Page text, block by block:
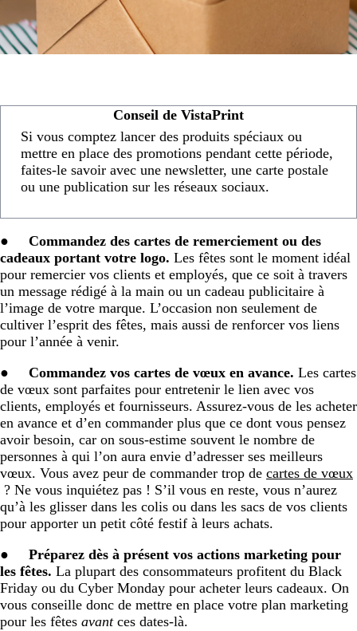
Conseil de VistaPrint
Si vous comptez lancer des produits spéciaux ou
mettre en place des promotions pendant cette période,
faites-le savoir avec une newsletter, une carte postale
ou une publication sur les réseaux sociaux.
● Commandez des cartes de remerciement ou des
cadeaux portant votre logo. Les fêtes sont le moment idéal
pour remercier vos clients et employés, que ce soit à travers
un message rédigé à la main ou un cadeau publicitaire à
l’image de votre marque. L’occasion non seulement de
cultiver l’esprit des fêtes, mais aussi de renforcer vos liens
pour l’année à venir.
● Commandez vos cartes de vœux en avance. Les cartes
de vœux sont parfaites pour entretenir le lien avec vos
clients, employés et fournisseurs. Assurez-vous de les acheter
en avance et d’en commander plus que ce dont vous pensez
avoir besoin, car on sous-estime souvent le nombre de
personnes à qui l’on aura envie d’adresser ses meilleurs
vœux. Vous avez peur de commander trop de cartes de vœux
? Ne vous inquiétez pas ! S’il vous en reste, vous n’aurez
qu’à les glisser dans les colis ou dans les sacs de vos clients
pour apporter un petit côté festif à leurs achats.
● Préparez dès à présent vos actions marketing pour
les fêtes. La plupart des consommateurs profitent du Black
Friday ou du Cyber Monday pour acheter leurs cadeaux. On
vous conseille donc de mettre en place votre plan marketing
pour les fêtes avantces dates-là.